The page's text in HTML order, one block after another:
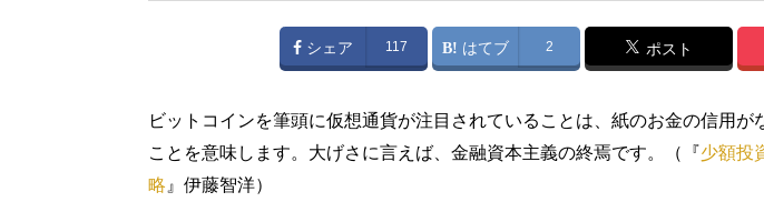
シェア 117 はてブ 2 ポスト
ビットコインを筆頭に仮想通貨が注目されていることは、紙のお金の信用が
ことを意味します。大げさに言えば、金融資本主義の終焉です。（『少額投
略 』伊藤智洋）